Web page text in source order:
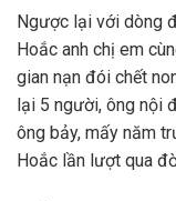
Ngược lại với dòng
Hoắc anh chị em
gian nạn đói chết
lại 5 người, ông nội
ông bảy, mấy năm
Hoắc lần lượt qua